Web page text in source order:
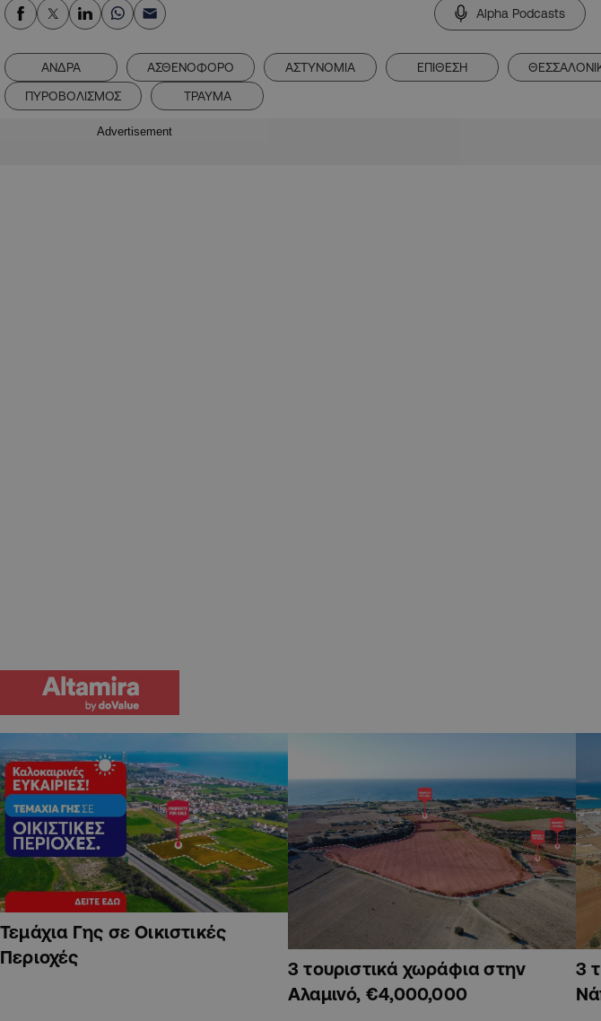
Alpha Podcasts
ΑΝΔΡΑ ΑΣΘΕΝΟΦΟΡΟ ΑΣΤΥΝΟΜΙΑ ΕΠΙΘΕΣΗ
ΠΥΡΟΒΟΛΙΣΜΟΣ
ΤΡΑΥΜΑ
Advertisement
Τεμάχια Γης σε Οικιστικές
Περιοχές
3 τουριστικά χωράφια στην
Αλαμινό, €4,000,000
3